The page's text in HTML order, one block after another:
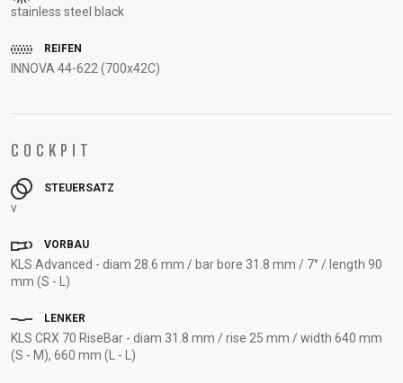
stainless steel black
REIFEN
INNOVA 44-622 (700x42C)
COCKPIT
STEUERSATZ
v
VORBAU
KLS Advanced - diam 28.6 mm / bar bore 31.8 mm / 7° / length 90
mm (S - L)
LENKER
KLS CRX 70 RiseBar - diam 31.8 mm / rise 25 mm / width 640 mm
(S - M), 660 mm (L - L)